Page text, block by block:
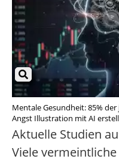
Mentale Gesundheit: 85%
Angst Illustration mit AI
Aktuelle Studien
Viele